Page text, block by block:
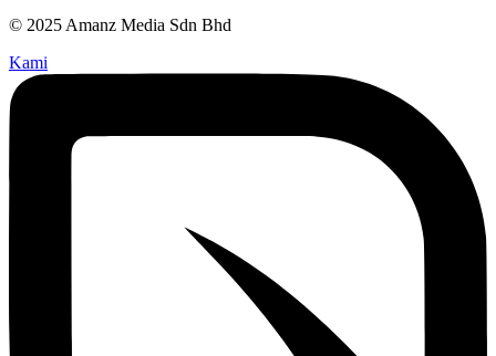
© 2025 Amanz Media Sdn Bhd
Kami